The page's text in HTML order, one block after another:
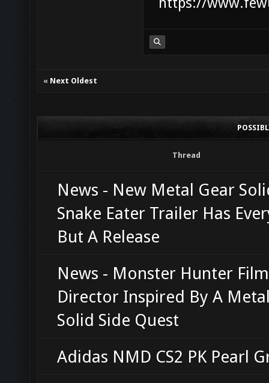
« Next Oldest
Thread
News - New Metal Gear
Snake Eater Trailer Has
But A Release
News - Monster Hunter Film
Director Inspired By A
Solid Side Quest
Adidas NMD CS2 PK Pearl